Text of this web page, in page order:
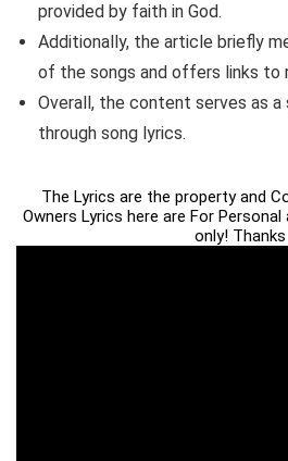
provided by faith in God.
Additionally, the article briefly
of the songs and offers links to
Overall, the content serves as
through song lyrics.
The Lyrics are the property and
Owners Lyrics here are For
only! Thanks